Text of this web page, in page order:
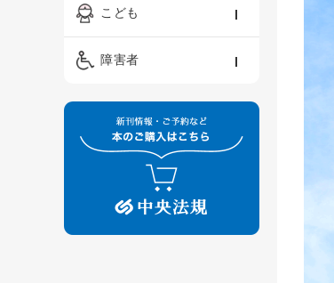
精神保健福祉士
保育士
認知症ケア・介護技術
ーシャルワーク
看護
制度
こども
保育・教育／発達障害
障害者
障害者支援・福祉